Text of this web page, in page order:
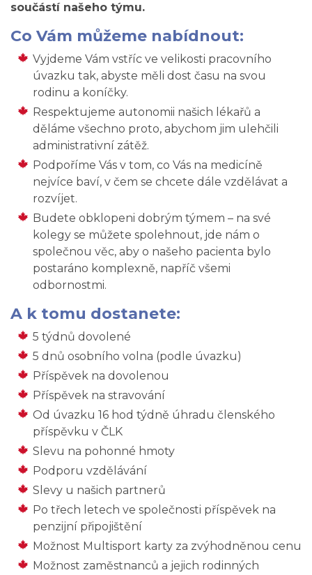
součástí našeho týmu.
Co Vám můžeme nabídnout:
Vyjdeme Vám vstříc ve velikosti pracovního
úvazku tak, abyste měli dost času na svou
rodinu a koníčky.
Respektujeme autonomii našich lékařů a
děláme všechno proto, abychom jim ulehčili
administrativní zátěž.
Podpoříme Vás v tom, co Vás na medicíně
nejvíce baví, v čem se chcete dále vzdělávat a
rozvíjet.
Budete obklopeni dobrým týmem – na své
kolegy se můžete spolehnout, jde nám o
společnou věc, aby o našeho pacienta bylo
postaráno komplexně, napříč všemi
odbornostmi.
A k tomu dostanete:
5 týdnů dovolené
5 dnů osobního volna (podle úvazku)
Příspěvek na dovolenou
Příspěvek na stravování
Od úvazku 16 hod týdně úhradu členského
příspěvku v ČLK
Slevu na pohonné hmoty
Podporu vzdělávání
Slevy u našich partnerů
Po třech letech ve společnosti příspěvek na
penzijní připojištění
Možnost Multisport karty za zvýhodněnou cenu
Možnost zaměstnanců a jejich rodinných